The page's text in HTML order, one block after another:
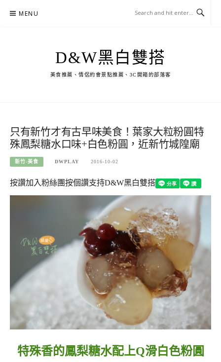
MENU
D&W黑白雙搭
美食推薦、情侶約會景點推薦、3C開箱的部落客
只有新竹才有古早味美食！葉家大粒粉圓特
殊鳳梨糖水口味+白色粉圓，近新竹城隍廟
新竹-美食 DWPLAY 2016-10-02
按讚加入粉絲團按個讚支持D&W黑白雙搭
特殊香的鳳梨糖水配上Q滑白色粉圓